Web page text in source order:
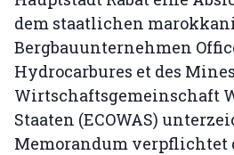
dem staatlichen
Bergbauunternehmen
Hydrocarbures et des
Wirtschaftsgemeinschaft
Staaten (ECOWAS)
Memorandum verpflichtet